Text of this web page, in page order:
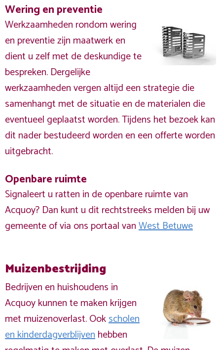
Wering en preventie
Werkzaamheden rondom wering
en preventie zijn maatwerk en
dient u zelf met de deskundige te
bespreken. Dergelijke
werkzaamheden vergen altijd een strategie die
samenhangt met de situatie en de materialen die
eventueel geplaatst worden. Tijdens het bezoek kan
dit nader bestudeerd worden en een offerte worden
uitgebracht.
Openbare ruimte
Signaleert u ratten in de openbare ruimte van
Acquoy? Dan kunt u dit rechtstreeks melden bij uw
gemeente of via ons portaal vanWest Betuwe
Muizenbestrijding
Bedrijven en huishoudens in
Acquoy kunnen te maken krijgen
met muizenoverlast. Ookscholen
en kinderdagverblijvenhebben